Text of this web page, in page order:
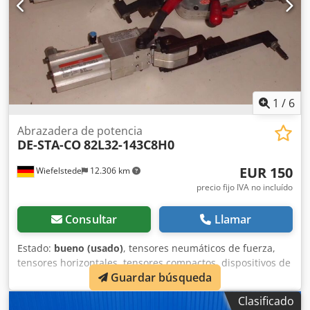
1 / 6
Wiefelstede 12.306 km
Abrazadera de potencia
DE-STA-CO82L32-143C8H0
EUR 150
precio fijo IVA no incluído
Consultar Llamar
Estado: bueno (usado), tensores neumáticos de fuerza,
tensores horizontales, tensores compactos, dispositivos de
sujeción, tensores neumáticos de fuerza Dodpfeb A H E Iex
Amvowa -Tipo: 82L32-143C8H0 -Cantidad: 4 unidades
disponibles -Precio: por unidad -Peso: 2,1 kg/unidadClasificado
Guardar búsqueda